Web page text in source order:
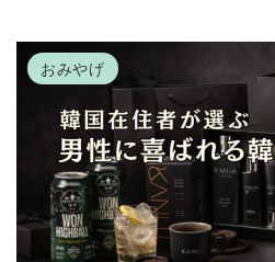
DEPARTMENT STORE」ポップアッ
2026/01/04】 ...
おみやげ